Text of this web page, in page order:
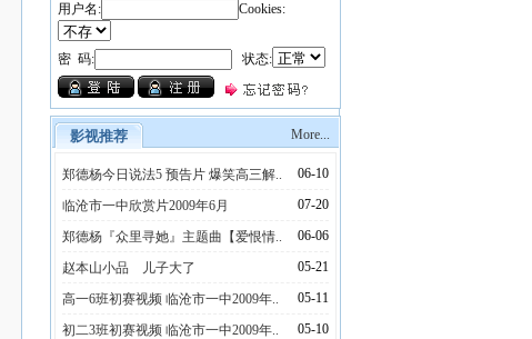
用户名: Cookies:
密 码: 状态:
影视推荐 More...
06-10
郑德杨今日说法5 预告片 爆笑高三解..
07-20
临沧市一中欣赏片2009年6月
06-06
郑德杨『众里寻她』主题曲【爱恨情..
05-21
赵本山小品 儿子大了
05-11
高一6班初赛视频 临沧市一中2009年..
05-10
初二3班初赛视频 临沧市一中2009年..